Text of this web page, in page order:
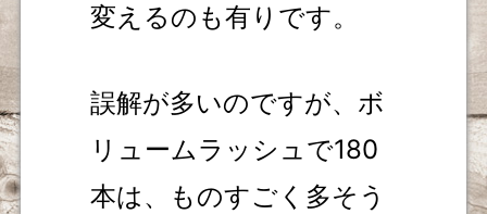
変えるのも有りです。
誤解が多いのですが、ボ
リュームラッシュで180
本は、ものすごく多そう